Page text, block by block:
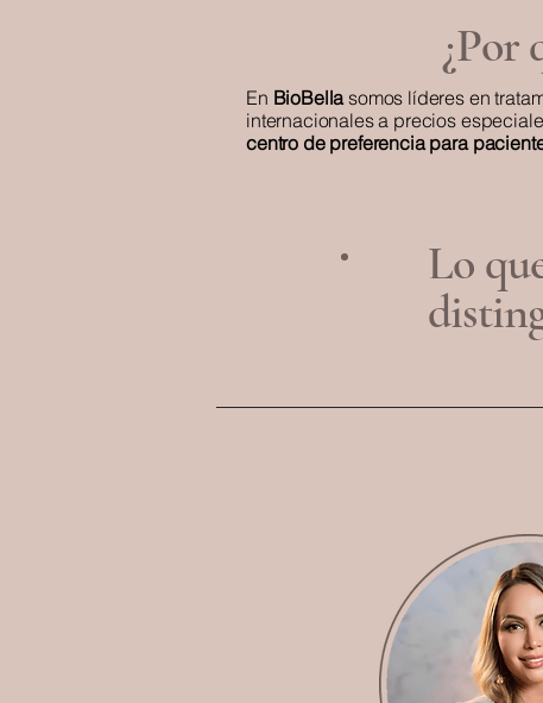
¿Por
En BioBellasomos líderes en
internacionales a precios
centro de preferencia para
Lo